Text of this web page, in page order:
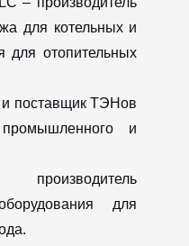
для котельных и
для отопительных
и поставщик ТЭНов
и
для